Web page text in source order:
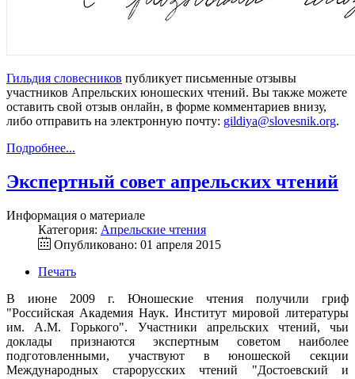
Гильдия словесников публикует письменные отзывы
участников Апрельских юношеских чтений. Вы также можете
оставить свой отзыв онлайн, в форме комментариев внизу,
либо отправить на электронную почту: gildiya@slovesnik.org.
Подробнее...
Экспертный совет апрельских чтений
Информация о материале
Категория: Апрельские чтения
Опубликовано: 01 апреля 2015
Печать
В июне 2009 г. Юношеские чтения получили гриф
"Российская Академия Наук. Институт мировой литературы
им. А.М. Горького". Участники апрельских чтений, чьи
доклады признаются экспертным советом наиболее
подготовленными, участвуют в юношеской секции
Международных старорусских чтений "Достоевский и